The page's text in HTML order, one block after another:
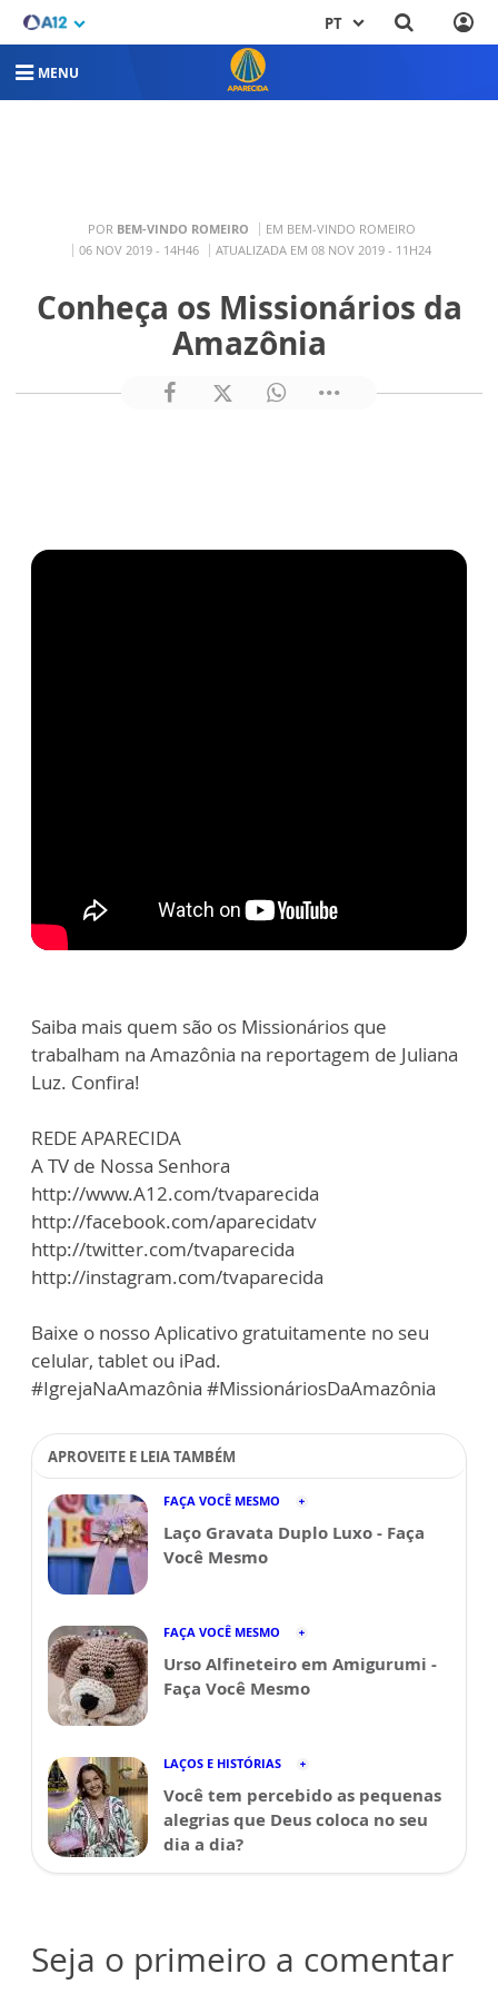
PT
MENU
POR BEM-VINDO ROMEIRO
EM BEM-VINDO ROMEIRO
06 NOV 2019 - 14H46
ATUALIZADA EM 08 NOV 2019 - 11H24
Conheça os Missionários da
Amazônia
Saiba mais quem são os Missionários que
trabalham na Amazônia na reportagem de Juliana
Luz. Confira!
REDE APARECIDA
A TV de Nossa Senhora
http://www.A12.com/tvaparecida
http://facebook.com/aparecidatv
http://twitter.com/tvaparecida
http://instagram.com/tvaparecida
Baixe o nosso Aplicativo gratuitamente no seu
celular, tablet ou iPad.
#IgrejaNaAmazônia #MissionáriosDaAmazônia
APROVEITE E LEIA TAMBÉM
FAÇA VOCÊ MESMO
Laço Gravata Duplo Luxo - Faça
Você Mesmo
FAÇA VOCÊ MESMO
Urso Alfineteiro em Amigurumi -
Faça Você Mesmo
LAÇOS E HISTÓRIAS
Você tem percebido as pequenas
alegrias que Deus coloca no seu
dia a dia?
Seja o primeiro a comentar